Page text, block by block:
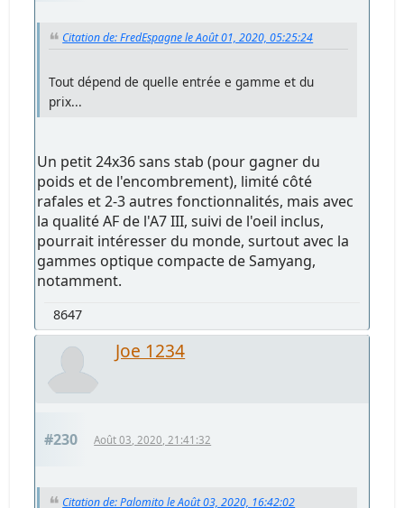
Citation de: FredEspagne le Août 01, 2020, 05:25:24
Tout dépend de quelle entrée e gamme et du
prix...
Un petit 24x36 sans stab (pour gagner du
poids et de l'encombrement), limité côté
rafales et 2-3 autres fonctionnalités, mais avec
la qualité AF de l'A7 III, suivi de l'oeil inclus,
pourrait intéresser du monde, surtout avec la
gammes optique compacte de Samyang,
notamment.
8647
Joe 1234
#230 Août 03, 2020, 21:41:32
Citation de: Palomito le Août 03, 2020, 16:42:02